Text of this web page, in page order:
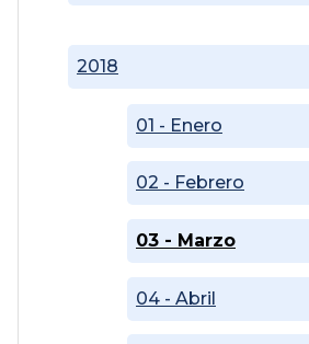
2018
01 - Enero
02 - Febrero
03 - Marzo
04 - Abril